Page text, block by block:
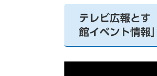
テレビ広報とす
館イベント情報」